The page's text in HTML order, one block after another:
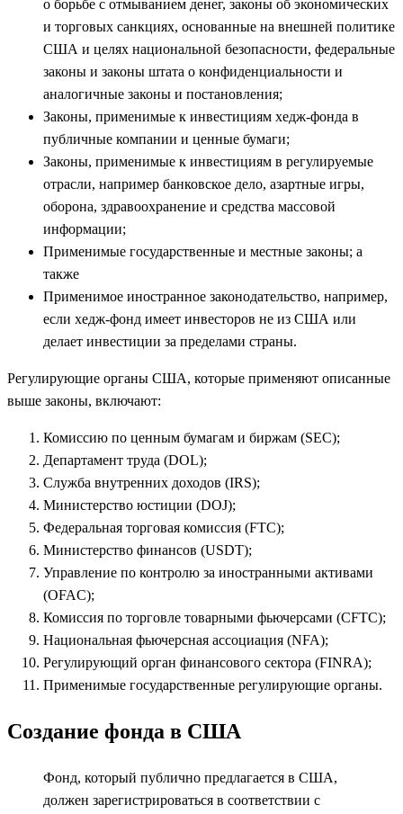
о борьбе с отмыванием денег, законы об экономических
и торговых санкциях, основанные на внешней политике
США и целях национальной безопасности, федеральные
законы и законы штата о конфиденциальности и
аналогичные законы и постановления;
Законы, применимые к инвестициям хедж-фонда в
публичные компании и ценные бумаги;
Законы, применимые к инвестициям в регулируемые
отрасли, например банковское дело, азартные игры,
оборона, здравоохранение и средства массовой
информации;
Применимые государственные и местные законы; а
также
Применимое иностранное законодательство, например,
если хедж-фонд имеет инвесторов не из США или
делает инвестиции за пределами страны.
Регулирующие органы США, которые применяют описанные
выше законы, включают:
Комиссию по ценным бумагам и биржам (SEC);
Департамент труда (DOL);
Служба внутренних доходов (IRS);
Министерство юстиции (DOJ);
Федеральная торговая комиссия (FTC);
Министерство финансов (USDT);
Управление по контролю за иностранными активами
(OFAC);
Комиссия по торговле товарными фьючерсами (CFTC);
Национальная фьючерсная ассоциация (NFA);
Регулирующий орган финансового сектора (FINRA);
Применимые государственные регулирующие органы.
Создание фонда в США
Фонд, который публично предлагается в США,
должен зарегистрироваться в соответствии с